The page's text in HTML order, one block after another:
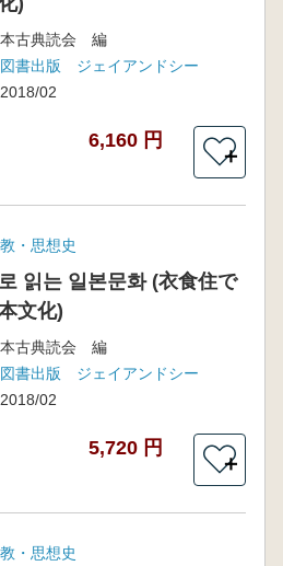
本古典読会 編
図書出版 ジェイアンドシー
2018/02
6,160 円
＋
・思想史
읽는 일본문화 (衣食住で
文化)
本古典読会 編
図書出版 ジェイアンドシー
2018/02
5,720 円
＋
・思想史